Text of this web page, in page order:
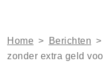
Home > Berichten >
zonder extra geld